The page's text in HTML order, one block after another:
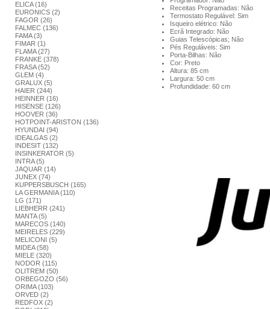
ELICA (16)
EURONICS (2)
FAGOR (26)
FALMEC (136)
FAMA (3)
FIMAR (1)
FLAMA (27)
FRANKE (378)
FRASA (52)
GLEM (4)
GRALUX (5)
HAIER (244)
HEINNER (16)
HISENSE (126)
HOOVER (36)
HOTPOINT-ARISTON (136)
HYUNDAI (94)
IDEALGAS (2)
INDESIT (132)
INSINKERATOR (5)
INTRA (5)
JAQUAR (14)
JUNEX (74)
KUPPERSBUSCH (165)
LA GERMANIA (110)
LG (171)
LIEBHERR (241)
MANTA (5)
MARECOS (140)
MEIRELES (229)
MELICONI (5)
MIDEA (58)
MIELE (320)
NODOR (115)
OLITREM (50)
ORBEGOZO (56)
ORIMA (103)
ORVED (2)
REDFOX (2)
Receitas Programadas: Não
Termostato Regulável: Sim
Isqueiro elétrico: Não
Ecrã Integrado: Não
Guias Telescópicas; Não
Pés Reguláveis: Sim
Porta-Bilhas: Não
Cor: Preto
Altura: 85 cm
Largura: 50 cm
Profundidade: 60 cm